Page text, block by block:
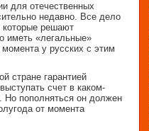
для отечественных
недавно. Все дело
которые решают
иметь «легальные»
у русских с этим
стране гарантией
счет в каком-
Но пополняться он должен
от момента